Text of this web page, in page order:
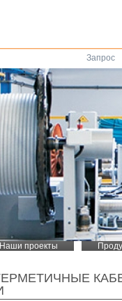
Запрос
Наши проекты